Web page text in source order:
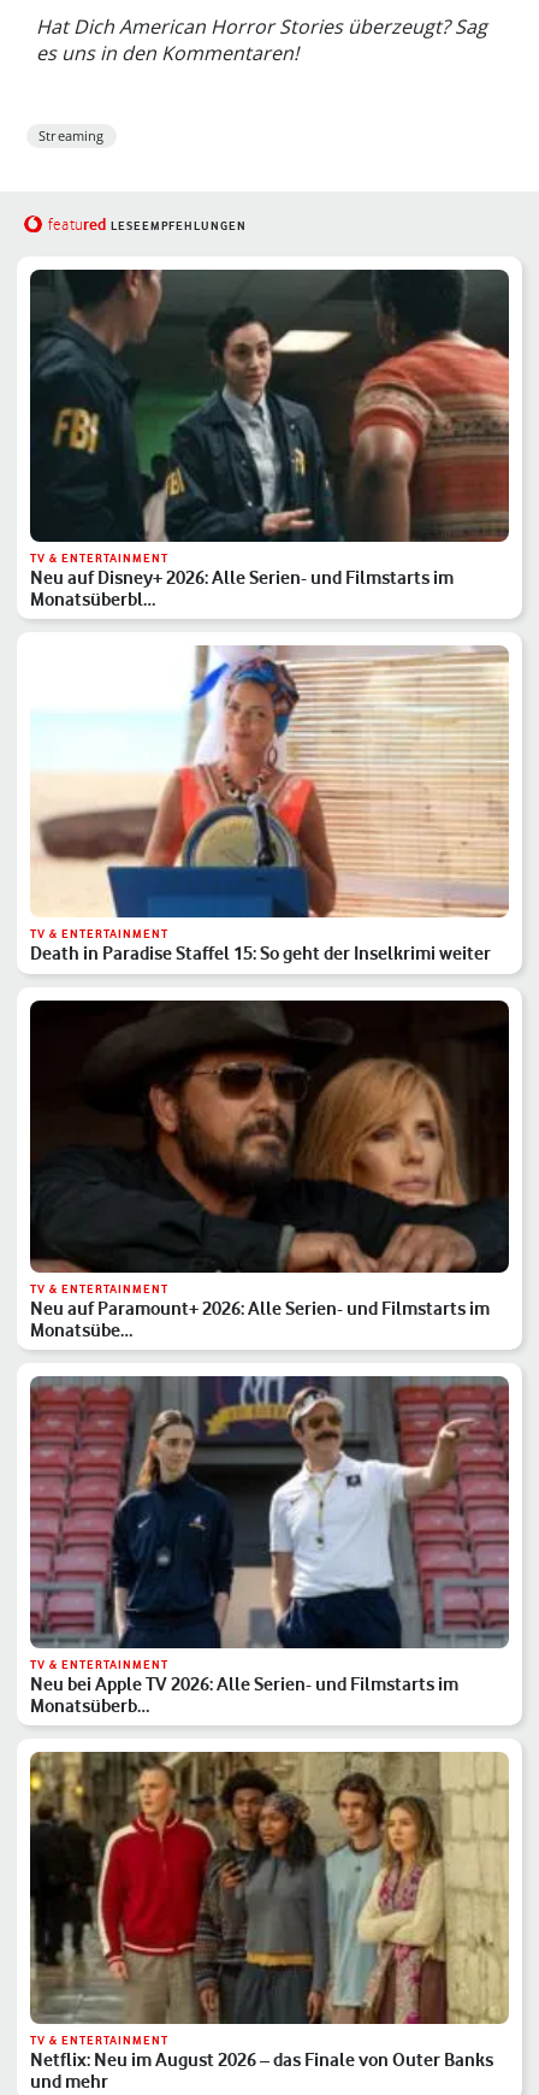
Hat Dich American Horror Stories überzeugt? Sag
es uns in den Kommentaren!
Streaming
featured LESEEMPFEHLUNGEN
TV & ENTERTAINMENT
Neu auf Disney+ 2026: Alle Serien- und Filmstarts im
Monatsüberbl…
TV & ENTERTAINMENT
Death in Paradise Staffel 15: So geht der Inselkrimi weiter
TV & ENTERTAINMENT
Neu auf Paramount+ 2026: Alle Serien- und Filmstarts im
Monatsübe…
TV & ENTERTAINMENT
Neu bei Apple TV 2026: Alle Serien- und Filmstarts im
Monatsüberb…
TV & ENTERTAINMENT
Netflix: Neu im August 2026 – das Finale von Outer Banks
und mehr